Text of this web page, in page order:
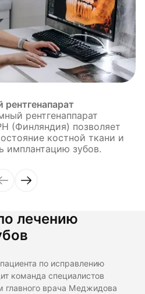
рентгенаппарат
(Финляндия) позволяет
костной ткани и
имплантацию зубов.
лечению
по исправлению
команда специалистов
главного врача Меджидова